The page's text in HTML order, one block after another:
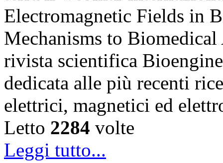
Electromagnetic Fields in
Mechanisms to
rivista scientifica
dedicata alle più recenti
elettrici, magnetici ed
Letto 2284 volte
Leggi tutto...